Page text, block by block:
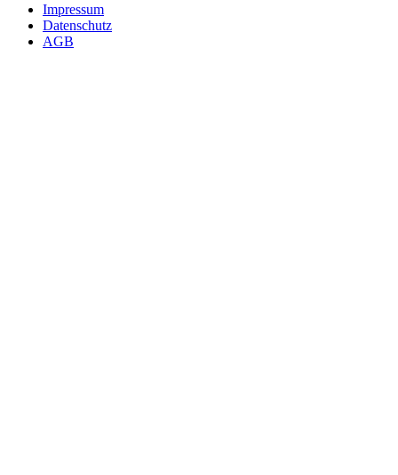
Impressum
Datenschutz
AGB